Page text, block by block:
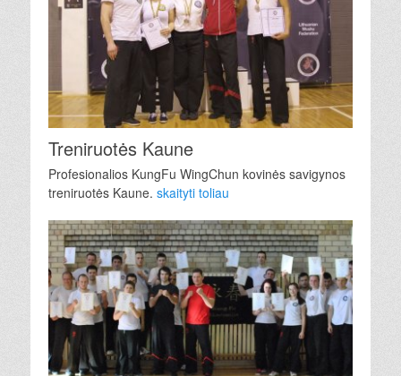
Treniruotės Kaune
Profesionalios KungFu WingChun kovinės savigynos
treniruotės Kaune. skaityti toliau